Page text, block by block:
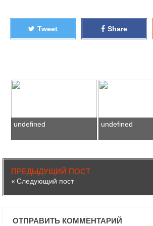
Tweet Share
undefined undefined
ПРЕДЫДУЩИЙ ПОСТ
« Следующий пост
ОТПРАВИТЬ КОММЕНТАРИЙ